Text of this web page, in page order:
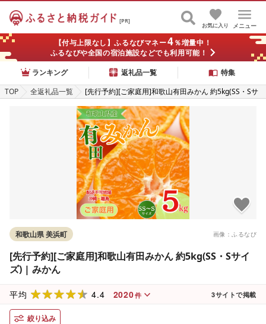
[PR]
メニュー
お気に入り
【付与上限なし】ふるなびマネー4％増量中！
ふるなびや全国の宿泊施設などでも利用可能！
ランキング
返礼品一覧
特集
TOP
全返礼品一覧
[先行予約][ご家庭用]和歌山有田みかん 約5kg(SS・Sサ
イズ) | みかん
画像：ふるなび
和歌山県 美浜町
[先行予約][ご家庭用]和歌山有田みかん 約5kg(SS・Sサイ
ズ) | みかん
平均 4.4 2020件 3サイトで掲載
絞り込み